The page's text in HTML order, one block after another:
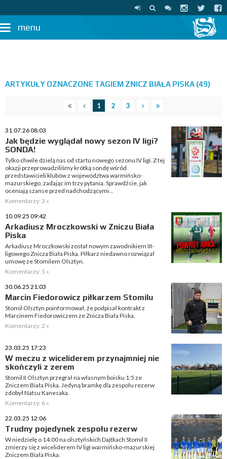
menu
ARTYKUŁY OZNACZONE TAGIEM ZNICZ BIAŁA PISKA (49)
1 2 3
31.07.26 08:03
Jak będzie wyglądał nowy sezon IV ligi?
SONDA!
Tylko chwile dzielą nas od startu nowego sezonu IV ligi. Z tej
okazji przeprowadziliśmy krótką sondę wśród
przedstawicieli klubów z województwa warmińsko-
mazurskiego, zadając im trzy pytania. Sprawdźcie, jak
oceniają szanse przed nadchodzącymi...
Komentarzy: 3 »
10.09.25 09:42
Arkadiusz Mroczkowski w Zniczu Biała
Piska
Arkadiusz Mroczkowski został nowym zawodnikiem III-
ligowego Znicza Biała Piska. Piłkarz niedawno rozwiązał
umowę ze Stomilem Olsztyn.
Komentarzy: 5 »
30.06.25 21:03
Marcin Fiedorowicz piłkarzem Stomilu
Stomil Olsztyn poinformował, że podpisał kontrakt z
Marcinem Fiedorowiczem ze Znicza Biała Piska.
Komentarzy: 2 »
23.03.25 17:23
W meczu z wiceliderem przynajmniej nie
skończyli z zerem
Stomil II Olsztyn przegrał na własnym boisku 1:5 ze
Zniczem Biała Piska. Jedyną bramkę dla zespołu rezerw
zdobył Natsu Kanesaka.
Komentarzy: 6 »
22.03.25 12:06
Trudny pojedynek zespołu rezerw
W niedzielę o 14:00 na olsztyńskich Dajtkach Stomil II
zmierzy się z wiceliderem IV ligi warmińsko-mazurskiej
Zniczem Biała Piska.